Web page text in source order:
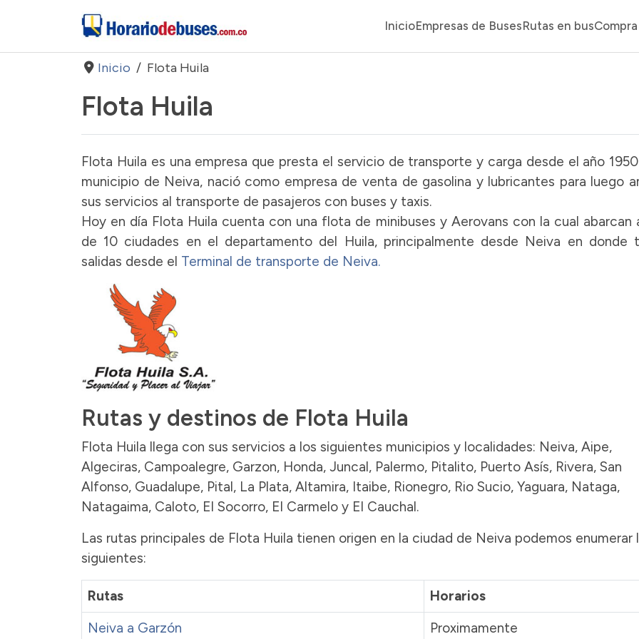
InicioEmpresas de BusesRutas en bus
Inicio Flota Huila
Flota Huila
Flota Huila es una empresa que presta el servicio de transporte y carga desde el año
municipio de Neiva, nació como empresa de venta de gasolina y lubricantes para luego
sus servicios al transporte de pasajeros con buses y taxis.
Hoy en día Flota Huila cuenta con una flota de minibuses y Aerovans con la cual abarcan
de 10 ciudades en el departamento del Huila, principalmente desde Neiva en donde
salidas desde el Terminal de transporte de Neiva.
Rutas y destinos de Flota Huila
Flota Huila llega con sus servicios a los siguientes municipios y localidades: Neiva, Aipe,
Algeciras, Campoalegre, Garzon, Honda, Juncal, Palermo, Pitalito, Puerto Asís, Rivera, San
Alfonso, Guadalupe, Pital, La Plata, Altamira, Itaibe, Rionegro, Rio Sucio, Yaguara, Nataga,
Natagaima, Caloto, El Socorro, El Carmelo y El Cauchal.
Las rutas principales de Flota Huila tienen origen en la ciudad de Neiva podemos enumerar
siguientes:
Rutas
Horarios
Neiva a Garzón
Proximamente